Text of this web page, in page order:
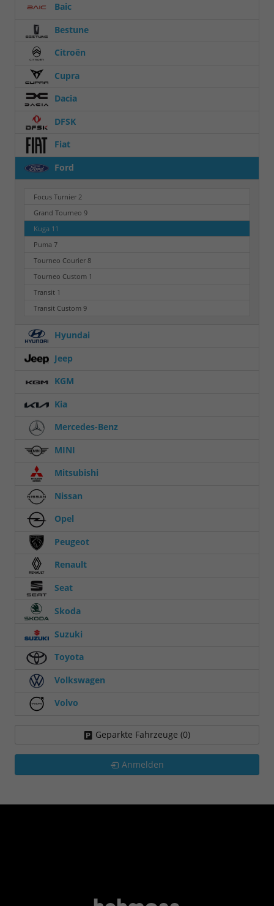
Baic
Bestune
Citroën
Cupra
Dacia
DFSK
Fiat
Ford
Focus Turnier 2
Grand Tourneo 9
Kuga 11
Puma 7
Tourneo Courier 8
Tourneo Custom 1
Transit 1
Transit Custom 9
Hyundai
Jeep
KGM
Kia
Mercedes-Benz
MINI
Mitsubishi
Nissan
Opel
Peugeot
Renault
Seat
Skoda
Suzuki
Toyota
Volkswagen
Volvo
Geparkte Fahrzeuge (0)
Anmelden